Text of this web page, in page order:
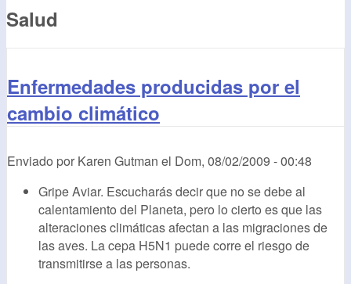
Salud
Enfermedades producidas por el
cambio climático
Enviado por Karen Gutman el Dom, 08/02/2009 - 00:48
Gripe Aviar. Escucharás decir que no se debe al
calentamiento del Planeta, pero lo cierto es que las
alteraciones climáticas afectan a las migraciones de
las aves. La cepa H5N1 puede corre el riesgo de
transmitirse a las personas.